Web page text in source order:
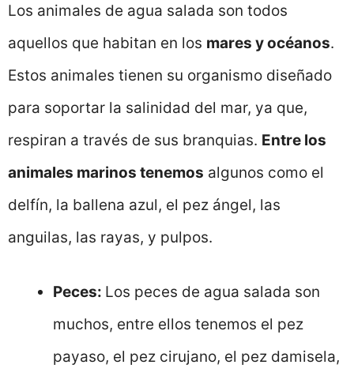
Los animales de agua salada son todos
aquellos que habitan en los mares y océanos.
Estos animales tienen su organismo diseñado
para soportar la salinidad del mar, ya que,
respiran a través de sus branquias. Entre los
animales marinos tenemos algunos como el
delfín, la ballena azul, el pez ángel, las
anguilas, las rayas, y pulpos.
Peces: Los peces de agua salada son
muchos, entre ellos tenemos el pez
payaso, el pez cirujano, el pez damisela,